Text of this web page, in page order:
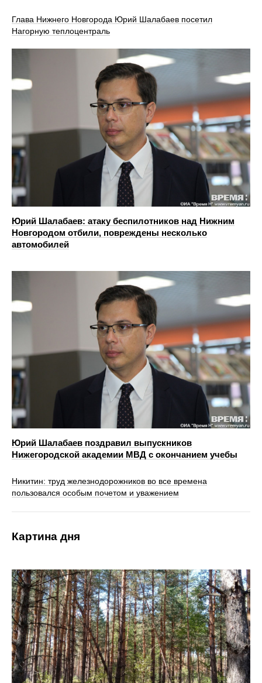
Глава Нижнего Новгорода Юрий Шалабаев посетил
Нагорную теплоцентраль
Юрий Шалабаев: атаку беспилотников над Нижним
Новгородом отбили, повреждены несколько
автомобилей
Юрий Шалабаев поздравил выпускников
Нижегородской академии МВД с окончанием учебы
Никитин: труд железнодорожников во все времена
пользовался особым почетом и уважением
Картина дня